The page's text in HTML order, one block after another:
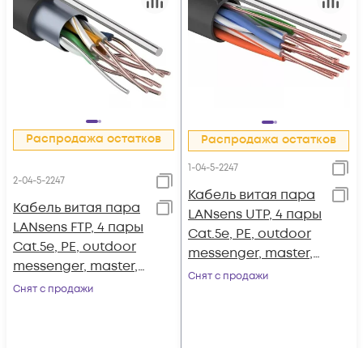
Распродажа остатков
2-04-5-2247
Кабель витая пара
LANsens FTP, 4 пары
Cat.5e, PE, outdoor
messenger, master,
305м
Снят с продажи
Распродажа остатков
1-04-5-2247
Кабель витая пара
LANsens UTP, 4 пары
Cat.5e, PE, outdoor
messenger, master,
305м
Снят с продажи